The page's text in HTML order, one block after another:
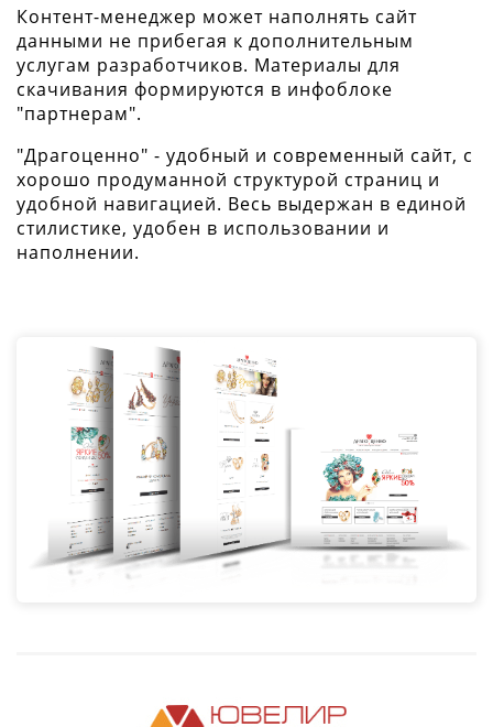
Контент-менеджер может наполнять сайт
данными не прибегая к дополнительным
услугам разработчиков. Материалы для
скачивания формируются в инфоблоке
"партнерам".
"Драгоценно" - удобный и современный сайт, с
хорошо продуманной структурой страниц и
удобной навигацией. Весь выдержан в единой
стилистике, удобен в использовании и
наполнении.